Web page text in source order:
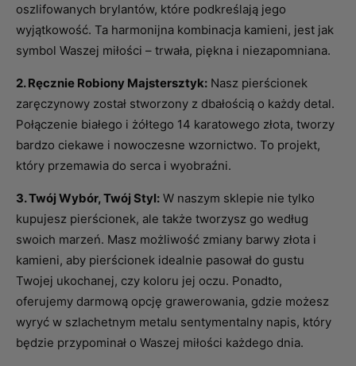
oszlifowanych brylantów, które podkreślają jego
wyjątkowość. Ta harmonijna kombinacja kamieni, jest jak
symbol Waszej miłości – trwała, piękna i niezapomniana.
2. Ręcznie Robiony Majstersztyk: Nasz pierścionek
zaręczynowy został stworzony z dbałością o każdy detal.
Połączenie białego i żółtego 14 karatowego złota, tworzy
bardzo ciekawe i nowoczesne wzornictwo. To projekt,
który przemawia do serca i wyobraźni.
3. Twój Wybór, Twój Styl: W naszym sklepie nie tylko
kupujesz pierścionek, ale także tworzysz go według
swoich marzeń. Masz możliwość zmiany barwy złota i
kamieni, aby pierścionek idealnie pasował do gustu
Twojej ukochanej, czy koloru jej oczu. Ponadto,
oferujemy darmową opcję grawerowania, gdzie możesz
wyryć w szlachetnym metalu sentymentalny napis, który
będzie przypominał o Waszej miłości każdego dnia.